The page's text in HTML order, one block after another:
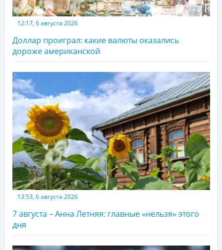
12:17, 6 августа 2026
Доллар проиграл: какие валюты оказались
дороже американской
13:53, 6 августа 2026
7 августа – Анна Летняя: главные «нельзя» этого
дня